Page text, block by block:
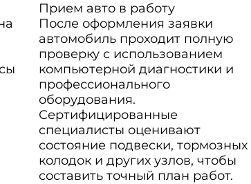
Прием авто в работу
После оформления заявки
автомобиль проходит полную
проверку с использованием
компьютерной диагностики и
профессионального
оборудования.
Сертифицированные
специалисты оценивают
состояние подвески, тормозных
колодок и других узлов, чтобы
составить точный план работ.